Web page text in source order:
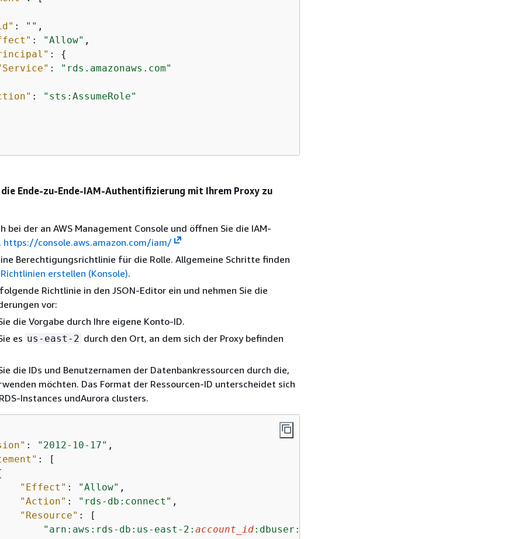
: "" ,
: "Allow" ,
: {
:
"rds.amazonaws.com"
:
"sts:AssumeRole"
die Ende-zu-Ende-IAM-Authentifizierung mit Ihrem Proxy zu
bei der an AWS Management Console und öffnen Sie die IAM-
https://console.aws.amazon.com/iam/
Berechtigungsrichtlinie für die Rolle. Allgemeine Schritte finden
erstellen (Konsole).
Richtlinie in den JSON-Editor ein und nehmen Sie die
vor:
die Vorgabe durch Ihre eigene Konto-ID.
es us-east-2 durch den Ort, an dem sich der Proxy befinden
die IDs und Benutzernamen der Datenbankressourcen durch die,
möchten. Das Format der Ressourcen-ID unterscheidet sich
Instances undAurora clusters.
: "2012-10-17" ,
: [
"Effect" : "Allow" ,
"Action" : "rds-db:connect" ,
"Resource" : [
"arn:aws:rds-db:us-east-2: account_id:dbuser: